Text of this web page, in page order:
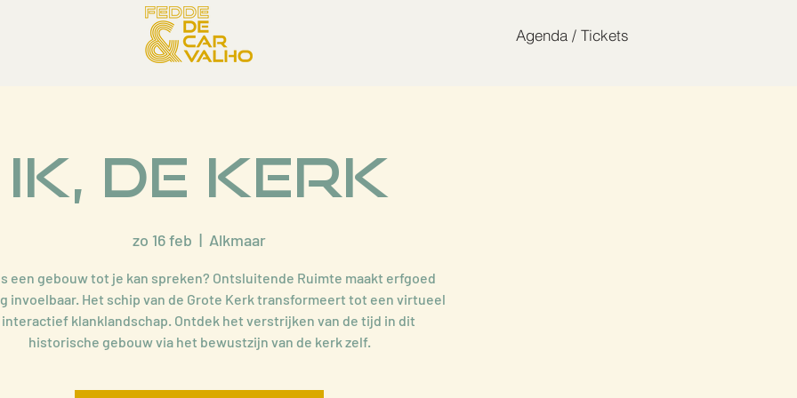
Agenda / Tickets
Ik, de Kerk
zo 16 feb
  |
Alkmaar
een gebouw tot je kan spreken? Ontsluitende Ruimte maakt erfgoed
invoelbaar. Het schip van de Grote Kerk transformeert tot een virtueel
klanklandschap. Ontdek het verstrijken van de tijd in dit
historische gebouw via het bewustzijn van de kerk zelf.